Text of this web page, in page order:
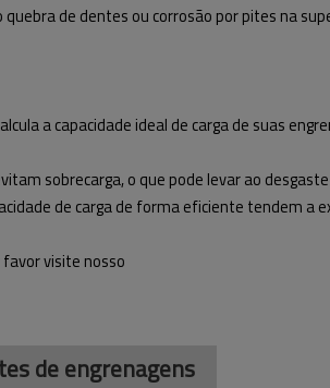
de dentes ou corrosão por pites na
a capacidade ideal de carga de suas
sobrecarga, o que pode levar ao
de carga de forma eficiente tendem a
favor visite nosso
de engrenagens